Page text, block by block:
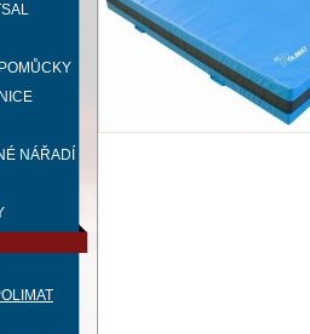
NÁŘADÍ